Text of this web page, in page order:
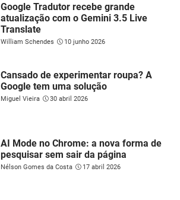
Google Tradutor recebe grande
atualização com o Gemini 3.5 Live
Translate
William Schendes 10 junho 2026
Cansado de experimentar roupa? A
Google tem uma solução
Miguel Vieira 30 abril 2026
AI Mode no Chrome: a nova forma de
pesquisar sem sair da página
Nélson Gomes da Costa 17 abril 2026